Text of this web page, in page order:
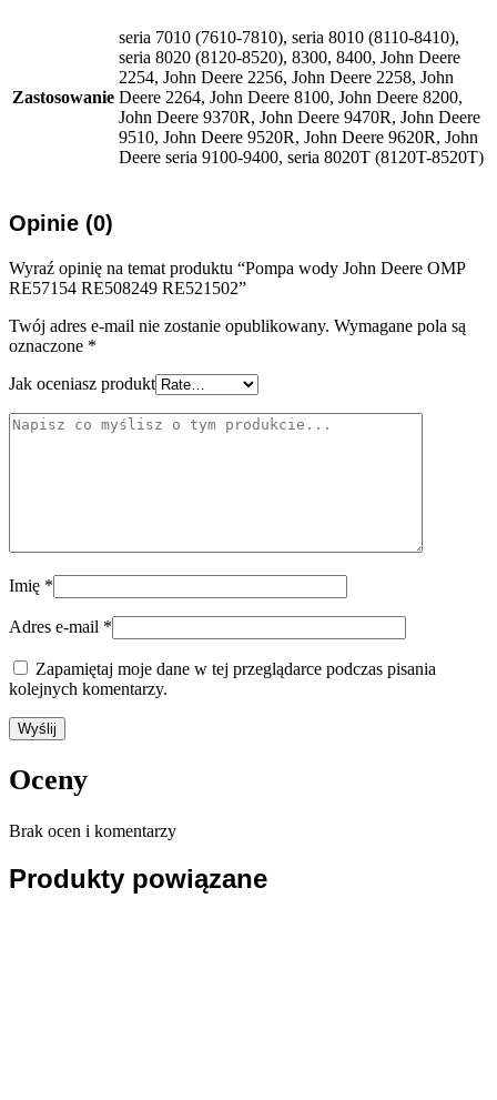
Zastosowanie
seria 7010 (7610-7810), seria 8010 (8110-8410),
seria 8020 (8120-8520), 8300, 8400, John Deere
2254, John Deere 2256, John Deere 2258, John
Deere 2264, John Deere 8100, John Deere 8200,
John Deere 9370R, John Deere 9470R, John Deere
9510, John Deere 9520R, John Deere 9620R, John
Deere seria 9100-9400, seria 8020T (8120T-8520T)
Opinie (0)
Wyraź opinię na temat produktu “Pompa wody John Deere OMP
RE57154 RE508249 RE521502”
Twój adres e-mail nie zostanie opublikowany. Wymagane pola są
oznaczone *
Jak oceniasz produkt
Imię *
Adres e-mail *
Zapamiętaj moje dane w tej przeglądarce podczas pisania
kolejnych komentarzy.
Oceny
Brak ocen i komentarzy
Produkty powiązane